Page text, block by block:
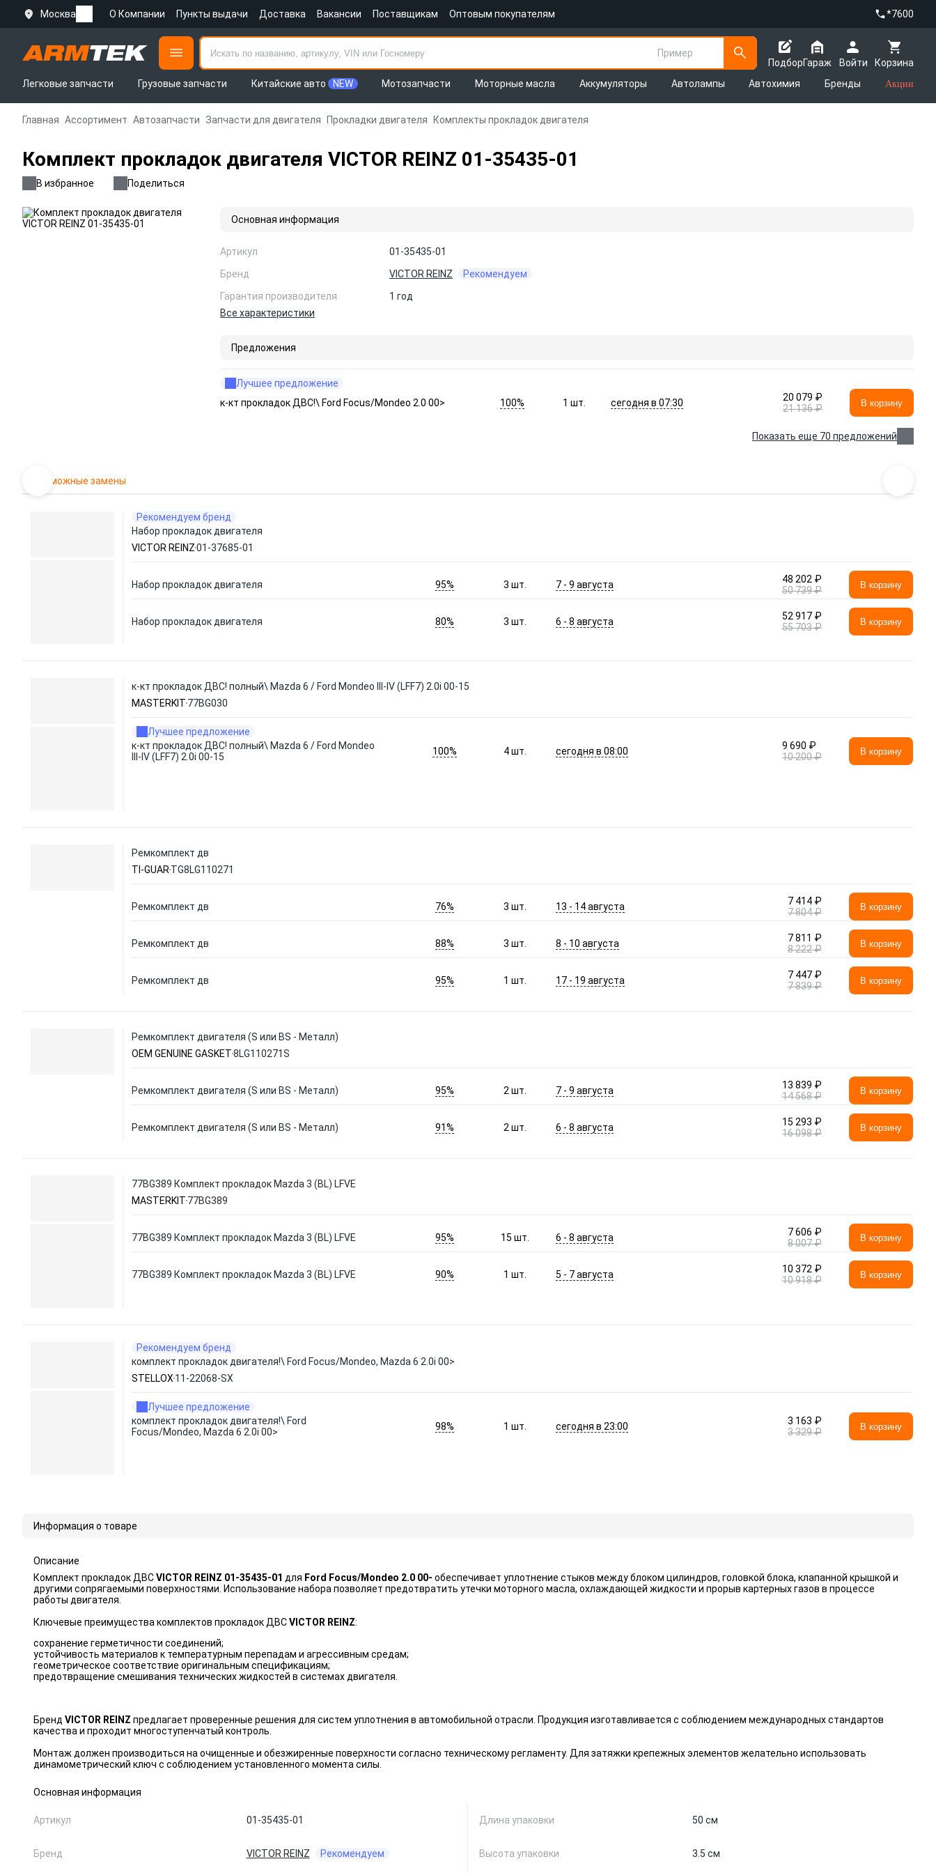
Москва О Компании Пункты выдачи Доставка Вакансии Поставщикам Оптовым покупателям *7600
Пример
Подбор
Корзина
Гараж
Войти
Легковые запчасти
Грузовые запчасти Китайские авто NEW Мотозапчасти Моторные масла Аккумуляторы Автолампы Автохимия Бренды Акции
Главная Ассортимент Автозапчасти Запчасти для двигателя Прокладки двигателя Комплекты прокладок двигателя
Комплект прокладок двигателя VICTOR REINZ 01-35435-01
В избранное Поделиться
Основная информация
Артикул
01-35435-01
Бренд
VICTOR REINZ
Рекомендуем
Гарантия производителя
1 год
Все характеристики
Предложения
Лучшее предложение
к-кт прокладок ДВС!\ Ford Focus/Mondeo 2.0 00>
100% 1шт. сегодня в 07:30
20 079 ₽
21 136 ₽
В корзину
Показать еще 70 предложений
Возможные замены
Рекомендуем бренд
Набор прокладок двигателя
VICTOR REINZ01-37685-01
Набор прокладок двигателя 95% 3шт. 7 - 9 августа
48 202 ₽
50 739 ₽
В корзину
Набор прокладок двигателя 80% 3шт. 6 - 8 августа
52 917 ₽
55 703 ₽
В корзину
к-кт прокладок ДВС! полный\ Mazda 6 / Ford Mondeo III-IV (LFF7) 2.0i 00-15
MASTERKIT 77BG030
Лучшее предложение
к-кт прокладок ДВС! полный\ Mazda 6 / Ford Mondeo
III-IV (LFF7) 2.0i 00-15
100% 4шт. сегодня в 08:00
9 690 ₽
10 200 ₽
В корзину
Ремкомплект дв
TI-GUAR TG8LG110271
Ремкомплект дв 76% 3шт. 13 - 14 августа
7 414 ₽
7 804 ₽
В корзину
Ремкомплект дв 88% 3шт. 8 - 10 августа
7 811 ₽
8 222 ₽
В корзину
Ремкомплект дв 95% 1шт. 17 - 19 августа
7 447 ₽
7 839 ₽
В корзину
Ремкомплект двигателя (S или BS - Металл)
OEM GENUINE GASKET8LG110271S
Ремкомплект двигателя (S или BS - Металл) 95% 2шт. 7 - 9 августа
13 839 ₽
14 568 ₽
В корзину
Ремкомплект двигателя (S или BS - Металл) 91% 2шт. 6 - 8 августа
15 293 ₽
16 098 ₽
В корзину
77BG389 Комплект прокладок Mazda 3 (BL) LFVE
MASTERKIT 77BG389
77BG389 Комплект прокладок Mazda 3 (BL) LFVE 95% 15шт. 6 - 8 августа
7 606 ₽
8 007 ₽
В корзину
77BG389 Комплект прокладок Mazda 3 (BL) LFVE 90% 1шт. 5 - 7 августа
10 372 ₽
10 918 ₽
В корзину
Рекомендуем бренд
комплект прокладок двигателя!\ Ford Focus/Mondeo, Mazda 6 2.0i 00>
STELLOX 11-22068-SX
Лучшее предложение
комплект прокладок двигателя!\ Ford
Focus/Mondeo, Mazda 6 2.0i 00>
98% 1шт. сегодня в 23:00
3 163 ₽
3 329 ₽
В корзину
Информация о товаре
Описание
Комплект прокладок ДВСVICTOR REINZ 01-35435-01 для Ford Focus/Mondeo 2.0 00- обеспечивает уплотнение стыков между блоком цилиндров, головкой блока, клапанной крышкой и
другими сопрягаемыми поверхностями. Использование набора позволяет предотвратить утечки моторного масла, охлаждающей жидкости и прорыв картерных газов в процессе
работы двигателя.
Ключевые преимущества комплектов прокладок ДВСVICTOR REINZ:
сохранение герметичности соединений;
устойчивость материалов к температурным перепадам и агрессивным средам;
геометрическое соответствие оригинальным спецификациям;
предотвращение смешивания технических жидкостей в системах двигателя.
Бренд VICTOR REINZ предлагает проверенные решения для систем уплотнения в автомобильной отрасли. Продукция изготавливается с соблюдением международных стандартов
качества и проходит многоступенчатый контроль.
Монтаж должен производиться на очищенные и обезжиренные поверхности согласно техническому регламенту. Для затяжки крепежных элементов желательно использовать
динамометрический ключ с соблюдением установленного момента силы.
Основная информация
Артикул 01-35435-01
Бренд VICTOR REINZ Рекомендуем
Длина упаковки 50 см
Высота упаковки 3.5 см